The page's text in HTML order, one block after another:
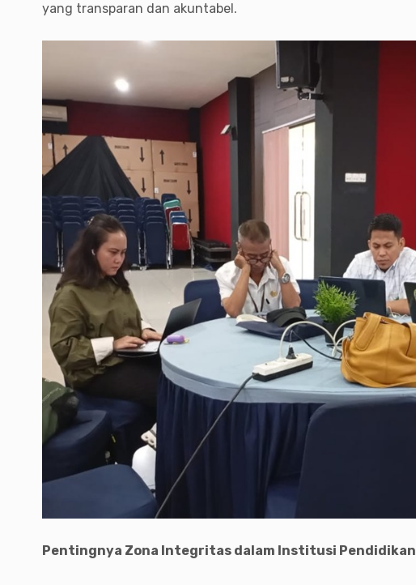
yang transparan dan akuntabel.
Pentingnya Zona Integritas dalam Institusi Pendidikan